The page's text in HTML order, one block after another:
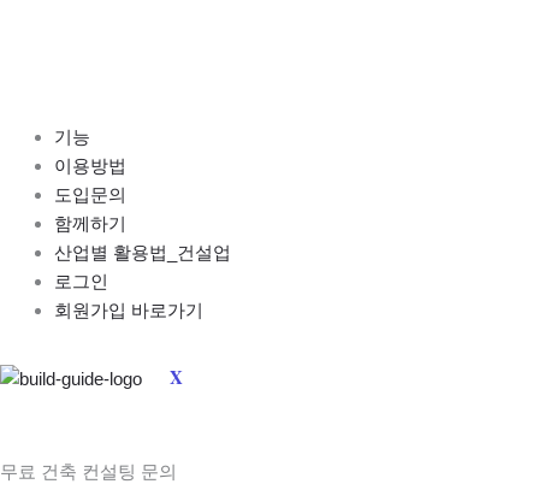
기능
이용방법
도입문의
함께하기
산업별 활용법_건설업
로그인
회원가입 바로가기
X
무료 건축 컨설팅 문의